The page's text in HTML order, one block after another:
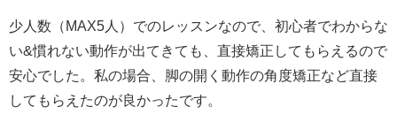
少人数（MAX5人）でのレッスンなので、初心者でわからな
い&慣れない動作が出てきても、直接矯正してもらえるので
安心でした。私の場合、脚の開く動作の角度矯正など直接
してもらえたのが良かったです。